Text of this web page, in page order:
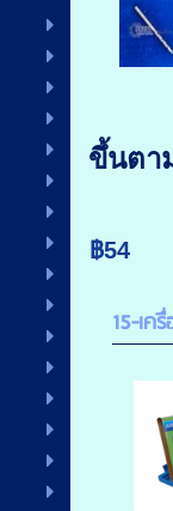
ขึ้นตา
฿54
15-เค